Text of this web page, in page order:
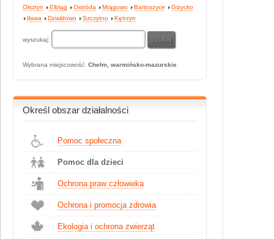
Olsztyn Elbląg Ostróda Mrągowo Bartoszyce
Giżycko
Iława
Działdowo Szczytno Kętrzyn
wyszukaj:
Wybrana miejscowość: Chełm, warmińsko-mazurskie
Określ obszar działalności
Pomoc społeczna
Pomoc dla dzieci
Ochrona praw człowieka
Ochrona i promocja zdrowia
Ekologia i ochrona zwierząt